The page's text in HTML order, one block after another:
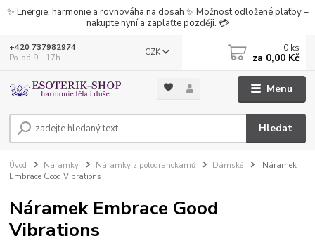
✨ Energie, harmonie a rovnováha na dosah ✨ Možnost odložené platby –
nakupte nyní a zaplaťte později. 💳
Menu
CZK
Hledat
+420 737982974
Po-pá 9 - 17h
0 ks
za 0,00 Kč
Úvod Náramky Náramky z polodrahokamů Dámské
Náramek
Embrace Good Vibrations
Náramek Embrace Good
Vibrations